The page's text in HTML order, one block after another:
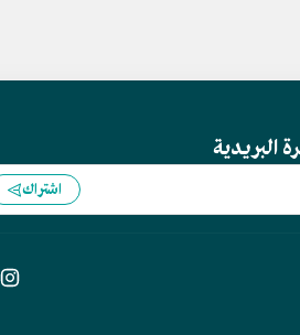
البريدية
اشتراك